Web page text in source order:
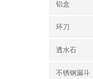
铝盒
环刀
透水石
不锈钢漏斗